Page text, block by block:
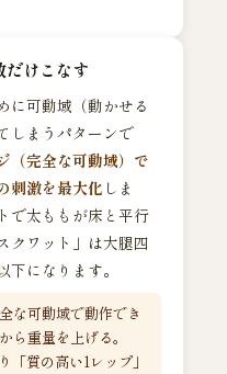
だけこなす
に可動域（動かせる
しまうパターンで
（完全な可動域）で
刺激を最大化 しま
で太ももが床と平行
クワット」は大腿四
になります。
な可動域で動作でき
ら重量を上げる。
「質の高い1レップ」